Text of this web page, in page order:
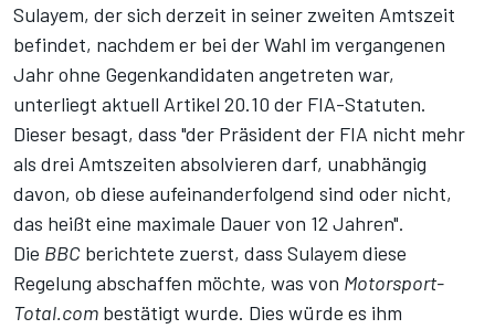
Sulayem, der sich derzeit in seiner zweiten Amtszeit
befindet, nachdem er bei der Wahl im vergangenen
Jahr ohne Gegenkandidaten angetreten war,
unterliegt aktuell Artikel 20.10 der FIA-Statuten.
Dieser besagt, dass "der Präsident der FIA nicht mehr
als drei Amtszeiten absolvieren darf, unabhängig
davon, ob diese aufeinanderfolgend sind oder nicht,
das heißt eine maximale Dauer von 12 Jahren".
Die BBC berichtete zuerst, dass Sulayem diese
Regelung abschaffen möchte, was von Motorsport-
Total.com bestätigt wurde. Dies würde es ihm